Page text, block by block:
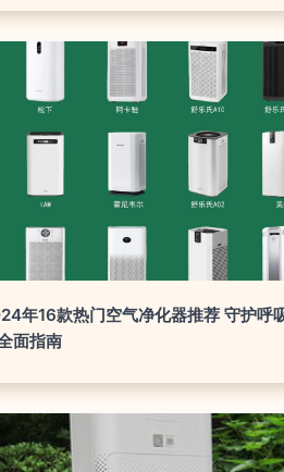
年16款热门空气净化器推荐 守护呼
面指南